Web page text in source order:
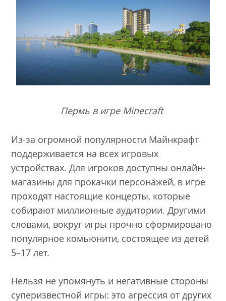
Пермь в игре Minecraft
Из-за огромной популярности Майнкрафт
поддерживается на всех игровых
устройствах. Для игроков доступны онлайн-
магазины для прокачки персонажей, в игре
проходят настоящие концерты, которые
собирают миллионные аудитории. Другими
словами, вокруг игры прочно сформировано
популярное комьюнити, состоящее из детей
5–17 лет.
Нельзя не упомянуть и негативные стороны
суперизвестной игры: это агрессия от других